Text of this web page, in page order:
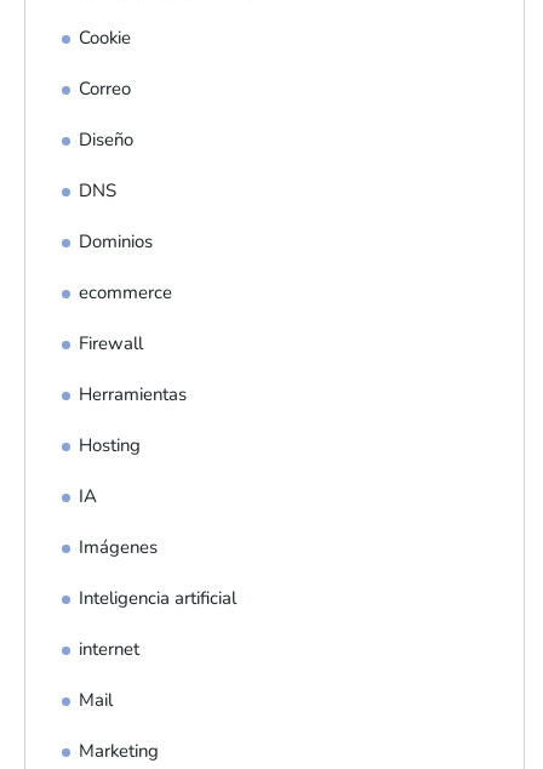
Cookie
Correo
Diseño
DNS
Dominios
ecommerce
Firewall
Herramientas
Hosting
IA
Imágenes
Inteligencia artificial
internet
Mail
Marketing